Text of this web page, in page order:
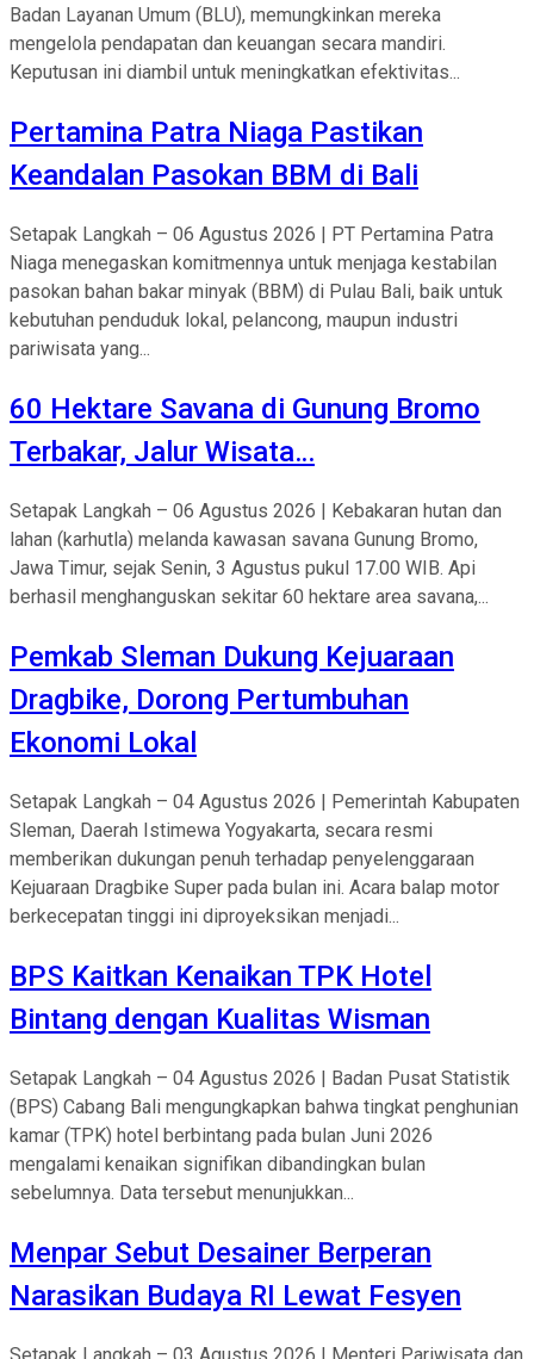
Badan Layanan Umum (BLU), memungkinkan mereka
mengelola pendapatan dan keuangan secara mandiri.
Keputusan ini diambil untuk meningkatkan efektivitas...
Pertamina Patra Niaga Pastikan
Keandalan Pasokan BBM di Bali
Setapak Langkah – 06 Agustus 2026 | PT Pertamina Patra
Niaga menegaskan komitmennya untuk menjaga kestabilan
pasokan bahan bakar minyak (BBM) di Pulau Bali, baik untuk
kebutuhan penduduk lokal, pelancong, maupun industri
pariwisata yang...
60 Hektare Savana di Gunung Bromo
Terbakar, Jalur Wisata…
Setapak Langkah – 06 Agustus 2026 | Kebakaran hutan dan
lahan (karhutla) melanda kawasan savana Gunung Bromo,
Jawa Timur, sejak Senin, 3 Agustus pukul 17.00 WIB. Api
berhasil menghanguskan sekitar 60 hektare area savana,...
Pemkab Sleman Dukung Kejuaraan
Dragbike, Dorong Pertumbuhan
Ekonomi Lokal
Setapak Langkah – 04 Agustus 2026 | Pemerintah Kabupaten
Sleman, Daerah Istimewa Yogyakarta, secara resmi
memberikan dukungan penuh terhadap penyelenggaraan
Kejuaraan Dragbike Super pada bulan ini. Acara balap motor
berkecepatan tinggi ini diproyeksikan menjadi...
BPS Kaitkan Kenaikan TPK Hotel
Bintang dengan Kualitas Wisman
Setapak Langkah – 04 Agustus 2026 | Badan Pusat Statistik
(BPS) Cabang Bali mengungkapkan bahwa tingkat penghunian
kamar (TPK) hotel berbintang pada bulan Juni 2026
mengalami kenaikan signifikan dibandingkan bulan
sebelumnya. Data tersebut menunjukkan...
Menpar Sebut Desainer Berperan
Narasikan Budaya RI Lewat Fesyen
Setapak Langkah – 03 Agustus 2026 | Menteri Pariwisata dan